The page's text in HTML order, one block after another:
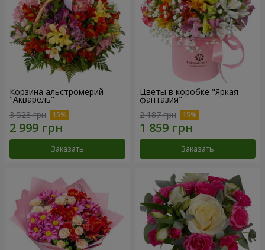
Корзина альстромерий
"Акварель"
3 528 грн
Заказать
Цветы в коробке "Яркая
фантазия"
2 187 грн
Заказать